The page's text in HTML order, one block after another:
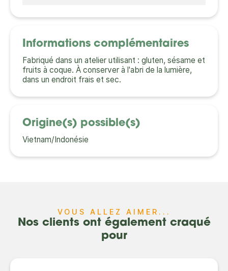
Informations complémentaires
Fabriqué dans un atelier utilisant : gluten, sésame et
fruits à coque. À conserver à l'abri de la lumière,
dans un endroit frais et sec.
Origine(s) possible(s)
Vietnam/Indonésie
VOUS ALLEZ AIMER...
Nos clients ont également craqué
pour